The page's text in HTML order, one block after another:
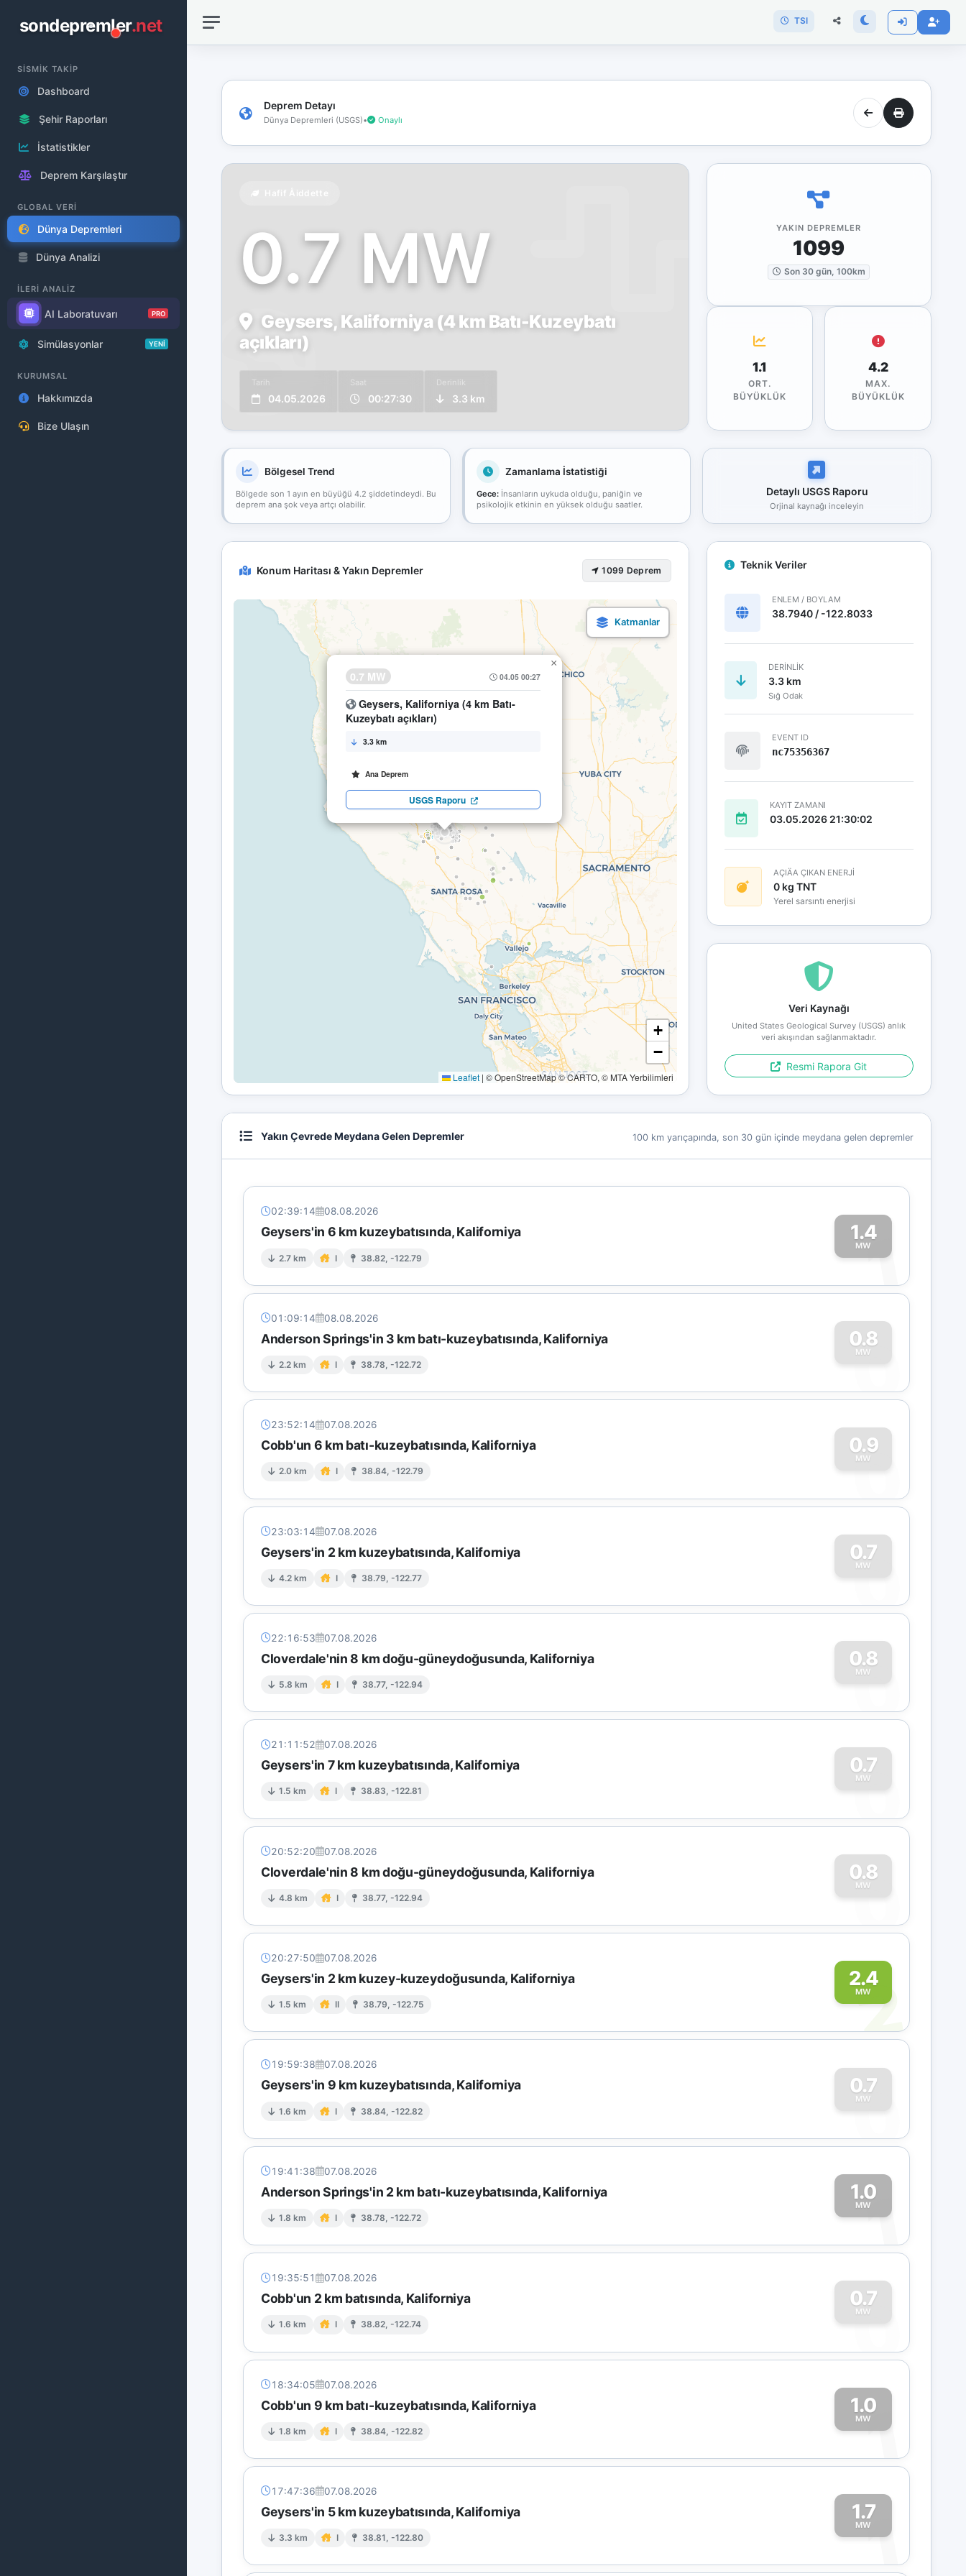
sondepremler.net
SİSMİK TAKİP
Dashboard
Şehir Raporları
İstatistikler
Deprem Karşılaştır
GLOBAL VERİ
Dünya Depremleri
Dünya Analizi
İLERİ ANALİZ
AI Laboratuvarı PRO
Simülasyonlar YENİ
KURUMSAL
Hakkımızda
Bize Ulaşın
TSI
Deprem Detayı
Dünya Depremleri (USGS)• Onaylı
0.7 MW
Geysers, Kaliforniya (4 km Batı-Kuzeybatı
açıkları)
Tarih
04.05.2026
Saat
00:27:30
Derinlik
3.3 km
YAKIN DEPREMLER
1099
Son 30 gün, 100km
1.1
ORT.
BÜYÜKLÜK
4.2
MAX.
BÜYÜKLÜK
Bölgesel Trend
Bölgede son 1 ayın en büyüğü 4.2 şiddetindeydi. Bu
deprem ana şok veya artçı olabilir.
Zamanlama İstatistiği
Gece:İnsanların uykuda olduğu, paniğin ve
psikolojik etkinin en yüksek olduğu saatler.
Detaylı USGS Raporu
Orjinal kaynağı inceleyin
Konum Haritası & Yakın Depremler 1099 Deprem
0.7 MW 04.05 00:27
Geysers, Kaliforniya (4 km Batı-
Kuzeybatı açıkları)
3.3 km
Ana Deprem
USGS Raporu
×
+
−
Leaflet | © OpenStreetMap © CARTO, © MTA Yerbilimleri
Teknik Veriler
ENLEM / BOYLAM
38.7940 / -122.8033
DERINLIK
3.3 km
Sığ Odak
EVENT ID
nc75356367
KAYIT ZAMANI
03.05.2026 21:30:02
AÇIÄA ÇIKAN ENERJİ
0 kg TNT
Yerel sarsıntı enerjisi
Veri Kaynağı
United States Geological Survey (USGS) anlık
veri akışından sağlanmaktadır.
Resmi Rapora Git
Yakın Çevrede Meydana Gelen Depremler 100 km yarıçapında, son 30 gün içinde meydana gelen depremler
02:39:14 08.08.2026
Geysers'in 6 km kuzeybatısında, Kaliforniya
2.7 km I 38.82, -122.79
1.4
MW
1
01:09:14 08.08.2026
Anderson Springs'in 3 km batı-kuzeybatısında, Kaliforniya
2.2 km I 38.78, -122.72
0.8
MW
0
23:52:14 07.08.2026
Cobb'un 6 km batı-kuzeybatısında, Kaliforniya
2.0 km I 38.84, -122.79
0.9
MW
0
23:03:14 07.08.2026
Geysers'in 2 km kuzeybatısında, Kaliforniya
4.2 km I 38.79, -122.77
0.7
MW
0
22:16:53 07.08.2026
Cloverdale'nin 8 km doğu-güneydoğusunda, Kaliforniya
5.8 km I 38.77, -122.94
0.8
MW
0
21:11:52 07.08.2026
Geysers'in 7 km kuzeybatısında, Kaliforniya
1.5 km I 38.83, -122.81
0.7
MW
0
20:52:20 07.08.2026
Cloverdale'nin 8 km doğu-güneydoğusunda, Kaliforniya
4.8 km I 38.77, -122.94
0.8
MW
0
20:27:50 07.08.2026
Geysers'in 2 km kuzey-kuzeydoğusunda, Kaliforniya
1.5 km II 38.79, -122.75
2.4
MW
2
19:59:38 07.08.2026
Geysers'in 9 km kuzeybatısında, Kaliforniya
1.6 km I 38.84, -122.82
0.7
MW
0
19:41:38 07.08.2026
Anderson Springs'in 2 km batı-kuzeybatısında, Kaliforniya
1.8 km I 38.78, -122.72
1.0
MW
1
19:35:51 07.08.2026
Cobb'un 2 km batısında, Kaliforniya
1.6 km I 38.82, -122.74
0.7
MW
0
18:34:05 07.08.2026
Cobb'un 9 km batı-kuzeybatısında, Kaliforniya
1.8 km I 38.84, -122.82
1.0
MW
1
17:47:36 07.08.2026
Geysers'in 5 km kuzeybatısında, Kaliforniya
3.3 km I 38.81, -122.80
1.7
MW
1
bağlantınız